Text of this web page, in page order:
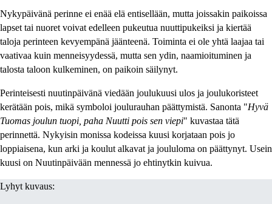
Nykypäivänä perinne ei enää elä entisellään, mutta joissakin paikoissa
lapset tai nuoret voivat edelleen pukeutua nuuttipukeiksi ja kiertää
taloja perinteen kevyempänä jäänteenä. Toiminta ei ole yhtä laajaa tai
vaativaa kuin menneisyydessä, mutta sen ydin, naamioituminen ja
talosta taloon kulkeminen, on paikoin säilynyt.
Perinteisesti nuutinpäivänä viedään joulukuusi ulos ja joulukoristeet
kerätään pois, mikä symboloi joulurauhan päättymistä. Sanonta "Hyvä
Tuomas joulun tuopi, paha Nuutti pois sen viepi" kuvastaa tätä
perinnettä. Nykyisin monissa kodeissa kuusi korjataan pois jo
loppiaisena, kun arki ja koulut alkavat ja joululoma on päättynyt. Usein
kuusi on Nuutinpäivään mennessä jo ehtinytkin kuivua.
Lyhyt kuvaus: